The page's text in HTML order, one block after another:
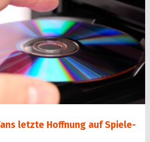
letzte Hoffnung auf Spiele-